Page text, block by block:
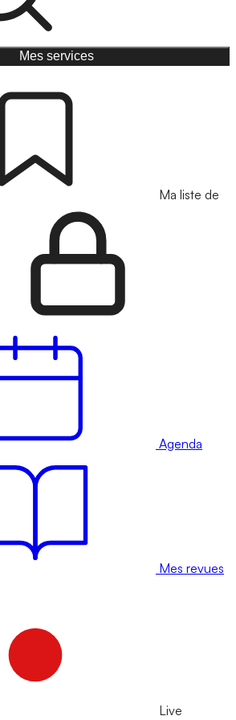
Mes services
Ma liste de
Agenda
Mes revues
Live